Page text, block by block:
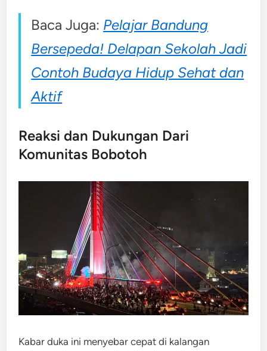
Baca Juga: Pelajar Bandung
Bersepeda! Delapan Sekolah Jadi
Contoh Budaya Hidup Sehat dan
Aktif
Reaksi dan Dukungan Dari
Komunitas Bobotoh
Kabar duka ini menyebar cepat di kalangan